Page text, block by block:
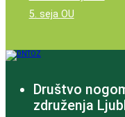
Društvo
združenja
5. seja OU